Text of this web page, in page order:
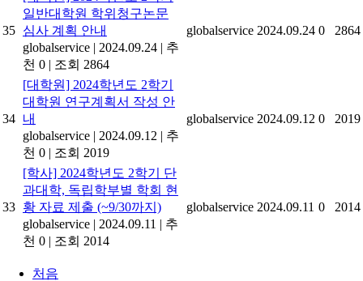
35
일반대학원 학위청구논문
심사 계획 안내
globalservice | 2024.09.24 | 추
천 0 | 조회 2864
globalservice 2024.09.24 0 2864
34
[대학원] 2024학년도 2학기
대학원 연구계획서 작성 안
내
globalservice | 2024.09.12 | 추
천 0 | 조회 2019
globalservice 2024.09.12 0 2019
33
[학사] 2024학년도 2학기 단
과대학, 독립학부별 학회 현
황 자료 제출 (~9/30까지)
globalservice | 2024.09.11 | 추
천 0 | 조회 2014
globalservice 2024.09.11 0 2014
처음